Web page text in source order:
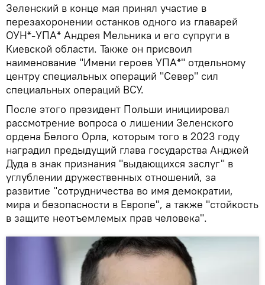
Зеленский в конце мая принял участие в
перезахоронении останков одного из главарей
ОУН*-УПА* Андрея Мельника и его супруги в
Киевской области. Также он присвоил
наименование "Имени героев УПА*" отдельному
центру специальных операций "Север" сил
специальных операций ВСУ.
После этого президент Польши инициировал
рассмотрение вопроса о лишении Зеленского
ордена Белого Орла, которым того в 2023 году
наградил предыдущий глава государства Анджей
Дуда в знак признания "выдающихся заслуг" в
углублении дружественных отношений, за
развитие "сотрудничества во имя демократии,
мира и безопасности в Европе", а также "стойкость
в защите неотъемлемых прав человека".